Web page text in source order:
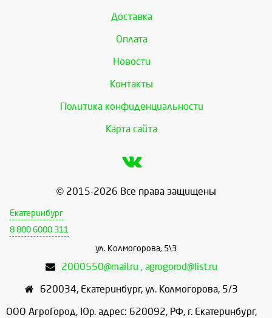
Доставка
Оплата
Новости
Контакты
Политика конфиденциальности
Карта сайта
© 2015-2026 Все права защищены
Екатеринбург
8 800 6000 311
ул. Колмогорова, 5\3
2000550@mail.ru , agrogorod@list.ru
620034, Екатеринбург, ул. Колмогорова, 5/3
ООО АгроГород, Юр. адрес: 620092, РФ, г. Екатеринбург,